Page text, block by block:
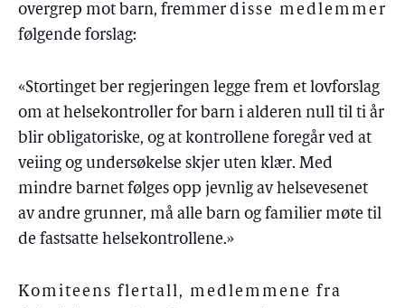
overgrep mot barn, fremmer disse medlemmer
følgende forslag:
«Stortinget ber regjeringen legge frem et lovforslag
om at helsekontroller for barn i alderen null til ti år
blir obligatoriske, og at kontrollene foregår ved at
veiing og undersøkelse skjer uten klær. Med
mindre barnet følges opp jevnlig av helsevesenet
av andre grunner, må alle barn og familier møte til
de fastsatte helsekontrollene.»
Komiteens flertall, medlemmene fra